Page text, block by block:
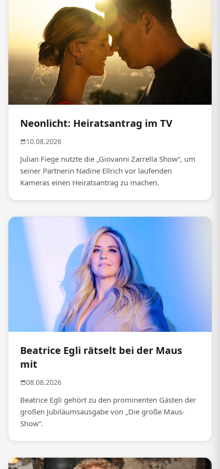
Neonlicht: Heiratsantrag im TV
10.08.2026
Julian Fiege nutzte die „Giovanni Zarrella Show“, um
seiner Partnerin Nadine Ellrich vor laufenden
Kameras einen Heiratsantrag zu machen.
Beatrice Egli rätselt bei der Maus
mit
08.08.2026
Beatrice Egli gehört zu den prominenten Gästen der
großen Jubiläumsausgabe von „Die große Maus-
Show“.